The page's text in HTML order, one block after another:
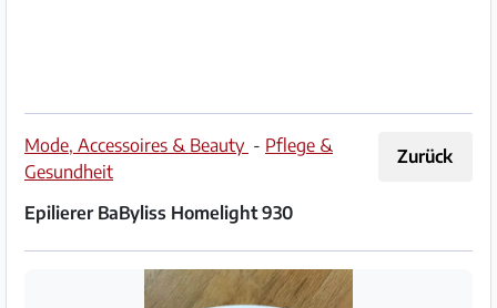
Hilfe
&
Zurück
Mode, Accessoires & Beauty - Pflege &
Gesundheit
Epilierer BaByliss Homelight 930